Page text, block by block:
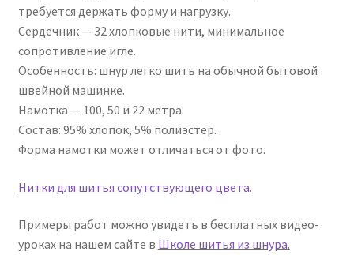
требуется держать форму и нагрузку.
Сердечник — 32 хлопковые нити, минимальное
сопротивление игле.
Особенность: шнур легко шить на обычной бытовой
швейной машинке.
Намотка — 100, 50 и 22 метра.
Состав: 95% хлопок, 5% полиэстер.
Форма намотки может отличаться от фото.
Нитки для шитья сопутствующего цвета.
Примеры работ можно увидеть в бесплатных видео-
уроках на нашем сайте в Школе шитья из шнура.